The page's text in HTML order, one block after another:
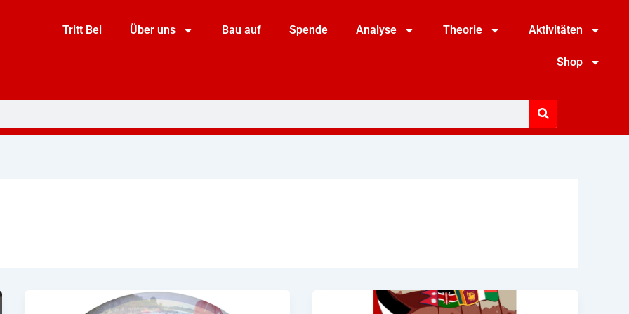
Tritt Bei Über uns Bau auf Spende Analyse Theorie Aktivitäten
Shop